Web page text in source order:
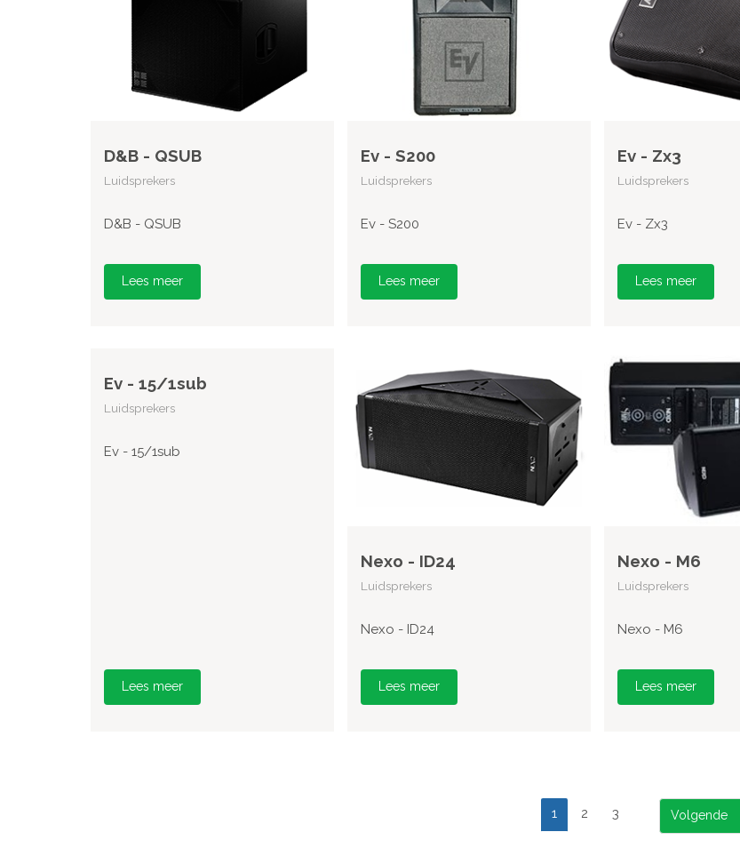
D&B - QSUB
Luidsprekers
D&B - QSUB
Lees meer
Ev - S200
Luidsprekers
Ev - S200
Lees meer
Ev - Zx3
Luidsprekers
Ev - Zx3
Lees meer
Ev - 15/1sub
Luidsprekers
Ev - 15/1sub
Lees meer
Nexo - ID24
Luidsprekers
Nexo - ID24
Lees meer
Nexo - M6
Luidsprekers
Nexo - M6
Lees meer
1 2 3